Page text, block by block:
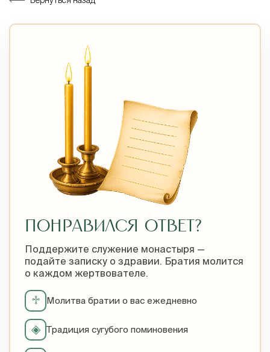
ПОНРАВИЛСЯ ОТВЕТ?
Поддержите служение монастыря —
подайте записку о здравии. Братия молится
о каждом жертвователе.
♱ Молитва братии о вас ежедневно
◈ Традиция сугубого поминовения